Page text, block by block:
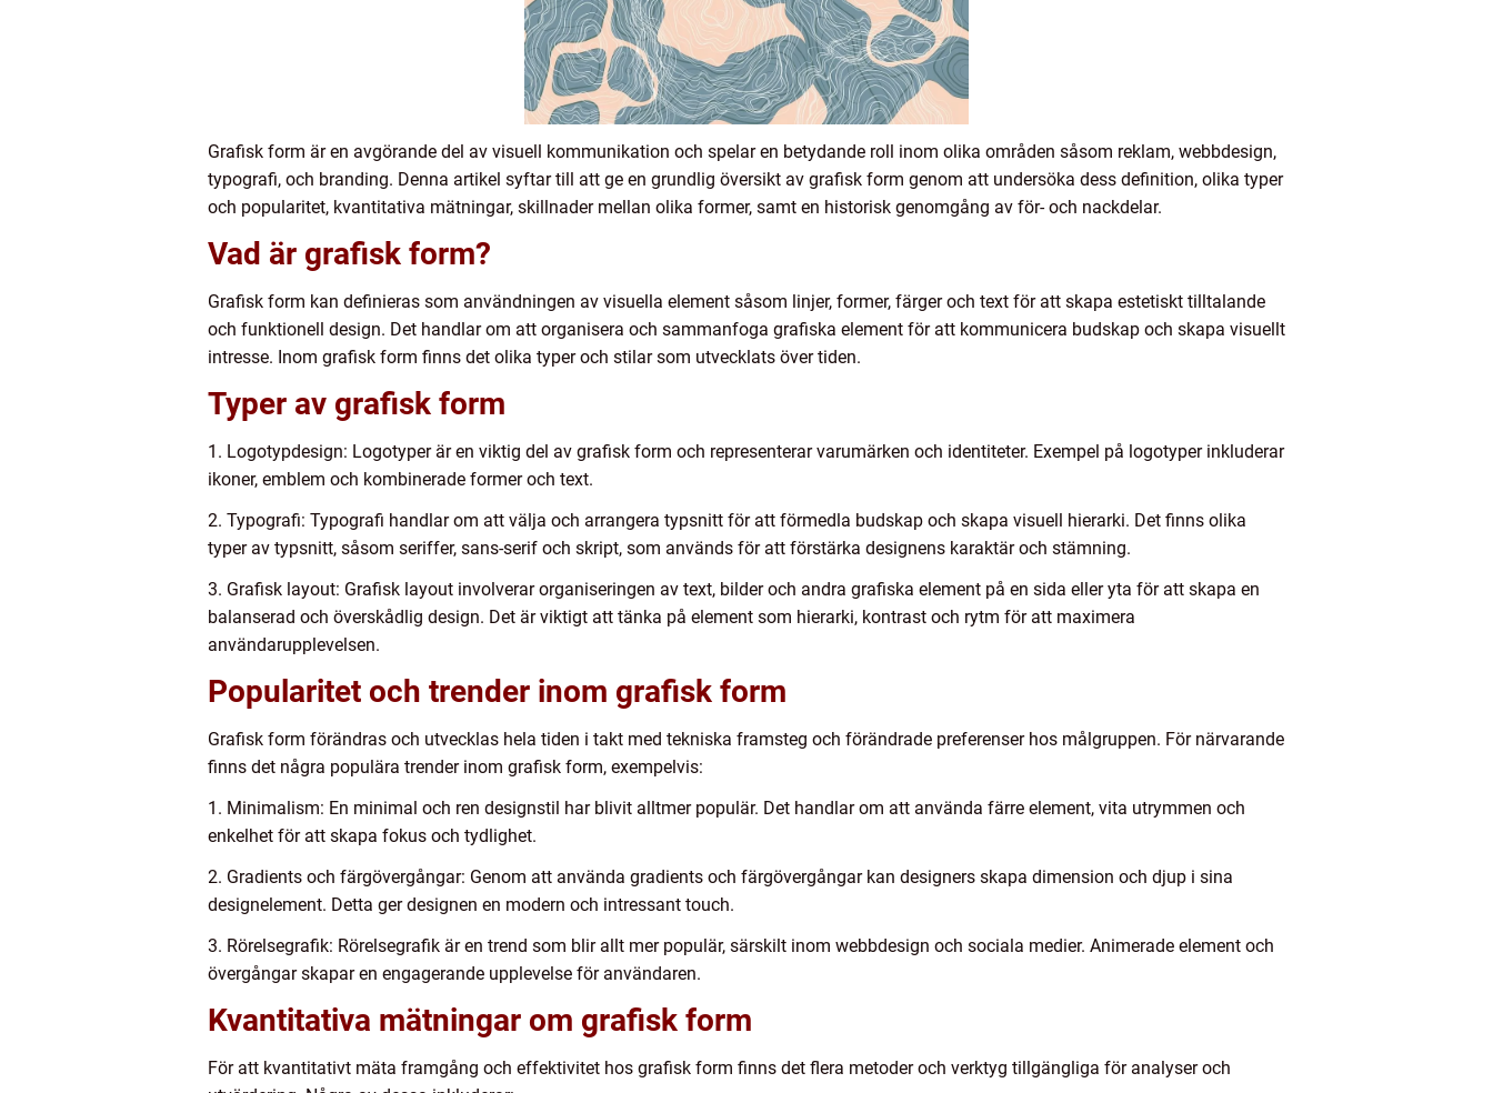
Grafisk form är en avgörande del av visuell kommunikation och spelar en betydande roll inom olika områden såsom reklam, webbdesign,
typografi, och branding. Denna artikel syftar till att ge en grundlig översikt av grafisk form genom att undersöka dess definition, olika typer
och popularitet, kvantitativa mätningar, skillnader mellan olika former, samt en historisk genomgång av för- och nackdelar.
Vad är grafisk form?
Grafisk form kan definieras som användningen av visuella element såsom linjer, former, färger och text för att skapa estetiskt tilltalande
och funktionell design. Det handlar om att organisera och sammanfoga grafiska element för att kommunicera budskap och skapa visuellt
intresse. Inom grafisk form finns det olika typer och stilar som utvecklats över tiden.
Typer av grafisk form
1. Logotypdesign: Logotyper är en viktig del av grafisk form och representerar varumärken och identiteter. Exempel på logotyper inkluderar
ikoner, emblem och kombinerade former och text.
2. Typografi: Typografi handlar om att välja och arrangera typsnitt för att förmedla budskap och skapa visuell hierarki. Det finns olika
typer av typsnitt, såsom seriffer, sans-serif och skript, som används för att förstärka designens karaktär och stämning.
3. Grafisk layout: Grafisk layout involverar organiseringen av text, bilder och andra grafiska element på en sida eller yta för att skapa en
balanserad och överskådlig design. Det är viktigt att tänka på element som hierarki, kontrast och rytm för att maximera
användarupplevelsen.
Popularitet och trender inom grafisk form
Grafisk form förändras och utvecklas hela tiden i takt med tekniska framsteg och förändrade preferenser hos målgruppen. För närvarande
finns det några populära trender inom grafisk form, exempelvis:
1. Minimalism: En minimal och ren designstil har blivit alltmer populär. Det handlar om att använda färre element, vita utrymmen och
enkelhet för att skapa fokus och tydlighet.
2. Gradients och färgövergångar: Genom att använda gradients och färgövergångar kan designers skapa dimension och djup i sina
designelement. Detta ger designen en modern och intressant touch.
3. Rörelsegrafik: Rörelsegrafik är en trend som blir allt mer populär, särskilt inom webbdesign och sociala medier. Animerade element och
övergångar skapar en engagerande upplevelse för användaren.
Kvantitativa mätningar om grafisk form
För att kvantitativt mäta framgång och effektivitet hos grafisk form finns det flera metoder och verktyg tillgängliga för analyser och